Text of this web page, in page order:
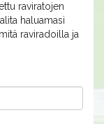
raviratojen
haluamasi
raviradoilla ja